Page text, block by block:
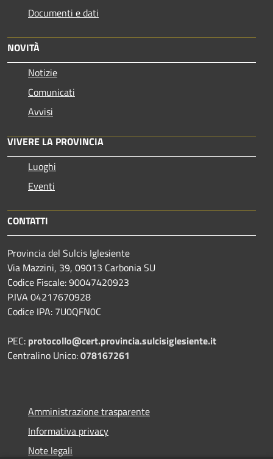
Documenti e dati
NOVITÀ
Notizie
Comunicati
Avvisi
VIVERE LA PROVINCIA
Luoghi
Eventi
CONTATTI
Provincia del Sulcis Iglesiente
Via Mazzini, 39, 09013 Carbonia SU
Codice Fiscale: 90047420923
P.IVA 04217670928
Codice IPA: 7U0QFN0C
PEC: protocollo@cert.provincia.sulcisiglesiente.it
Centralino Unico:078167261
Amministrazione trasparente
Informativa privacy
Note legali